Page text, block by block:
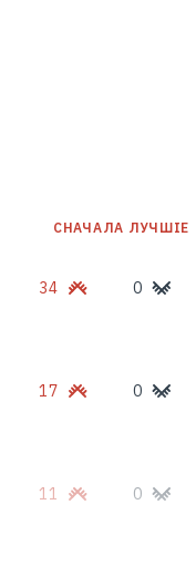
СНАЧАЛА ЛУЧШІЕ
34 0
17 0
11 0